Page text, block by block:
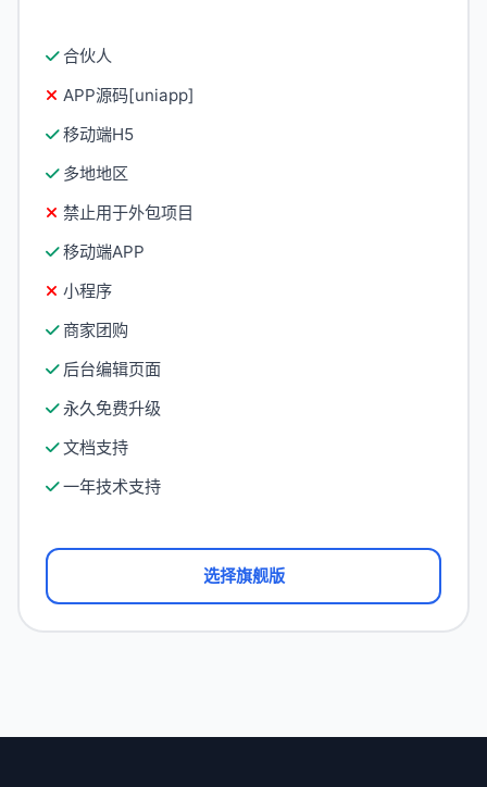
合伙人
APP源码[uniapp]
移动端H5
多地地区
禁止用于外包项目
移动端APP
小程序
商家团购
后台编辑页面
永久免费升级
文档支持
一年技术支持
选择旗舰版